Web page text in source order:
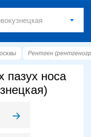
Рентген
пазух носа